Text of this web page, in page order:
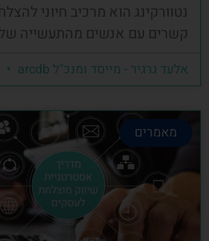
נטוורקינג הוא מרכיב חיוני
קשרים עם אנשים מהתעשייה
אלעד גרגיר - מייסד ומנכ"ל arcdb
מאמרים